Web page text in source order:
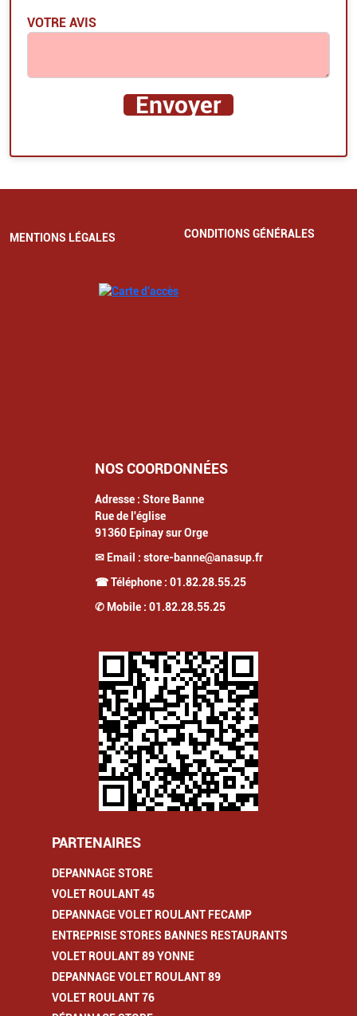
VOTRE AVIS
MENTIONS LÉGALES CONDITIONS GÉNÉRALES
NOS COORDONNÉES
Adresse : Store Banne
Rue de l'église
91360 Epinay sur Orge
✉ Email : store-banne@anasup.fr
☎ Téléphone : 01.82.28.55.25
✆ Mobile : 01.82.28.55.25
PARTENAIRES
DEPANNAGE STORE
VOLET ROULANT 45
DEPANNAGE VOLET ROULANT FECAMP
ENTREPRISE STORES BANNES RESTAURANTS
VOLET ROULANT 89 YONNE
DEPANNAGE VOLET ROULANT 89
VOLET ROULANT 76